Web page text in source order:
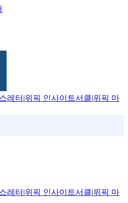
레터 |위픽 인사이트서클|위픽 마
레터 |위픽 인사이트서클|위픽 마